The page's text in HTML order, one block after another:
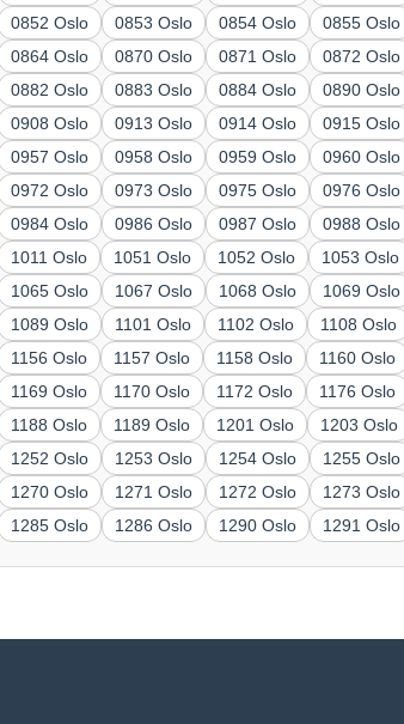
0852 Oslo
0853 Oslo 0854 Oslo 0855 Oslo
0864 Oslo
0870 Oslo 0871 Oslo 0872 Oslo
0882 Oslo
0883 Oslo 0884 Oslo 0890 Oslo
0908 Oslo
0913 Oslo 0914 Oslo 0915 Oslo
0957 Oslo
0958 Oslo 0959 Oslo 0960 Oslo
0972 Oslo
0973 Oslo 0975 Oslo 0976 Oslo
0984 Oslo
0986 Oslo 0987 Oslo 0988 Oslo
1011 Oslo
1051 Oslo 1052 Oslo 1053 Oslo
1065 Oslo
1067 Oslo 1068 Oslo 1069 Oslo
1089 Oslo
1101 Oslo 1102 Oslo 1108 Oslo
1156 Oslo
1157 Oslo 1158 Oslo 1160 Oslo
1169 Oslo
1170 Oslo 1172 Oslo 1176 Oslo
1188 Oslo
1189 Oslo 1201 Oslo 1203 Oslo
1252 Oslo
1253 Oslo 1254 Oslo 1255 Oslo
1270 Oslo
1271 Oslo 1272 Oslo 1273 Oslo
1285 Oslo
1286 Oslo 1290 Oslo 1291 Oslo